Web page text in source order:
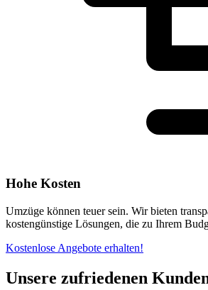
Hohe Kosten
Umzüge können teuer sein. Wir bieten
kostengünstige Lösungen, die zu Ihrem
Kostenlose Angebote erhalten!
Unsere zufriedenen